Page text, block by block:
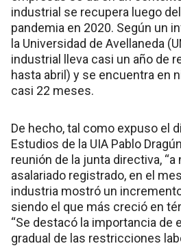
industrial se recupera luego
pandemia en 2020. Según un
la Universidad de Avellaneda
industrial lleva casi un año de
hasta abril) y se encuentra en
casi 22 meses.
De hecho, tal como expuso el
Estudios de la UIA Pablo
reunión de la junta directiva,
asalariado registrado, en el
industria mostró un
siendo el que más creció en
“Se destacó la importancia de
gradual de las restricciones